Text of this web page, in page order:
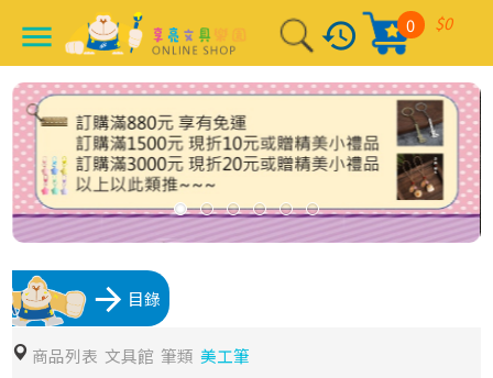
menu history $0
0
arrow_forward 目錄
商品列表 文具館 筆類 美工筆